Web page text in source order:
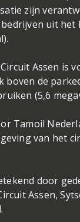
zijn
uit het
Assen is
boven de
(5,6
Tamoil
van het
door
Assen,